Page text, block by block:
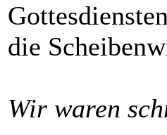
die
Wir waren